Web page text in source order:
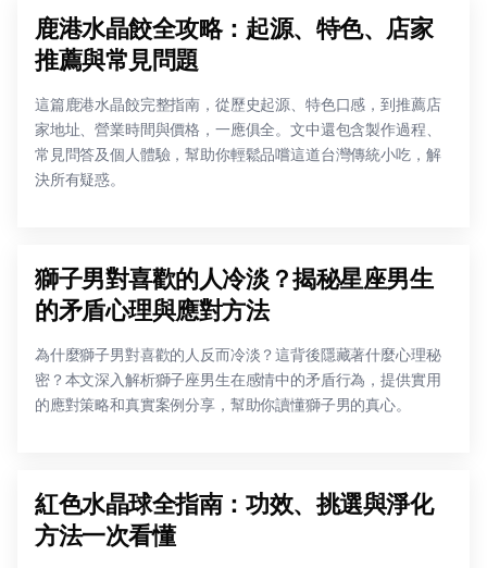
鹿港水晶餃全攻略：起源、特色、店家
推薦與常見問題
這篇鹿港水晶餃完整指南，從歷史起源、特色口感，到推薦店
家地址、營業時間與價格，一應俱全。文中還包含製作過程、
常見問答及個人體驗，幫助你輕鬆品嚐這道台灣傳統小吃，解
決所有疑惑。
獅子男對喜歡的人冷淡？揭秘星座男生
的矛盾心理與應對方法
為什麼獅子男對喜歡的人反而冷淡？這背後隱藏著什麼心理秘
密？本文深入解析獅子座男生在感情中的矛盾行為，提供實用
的應對策略和真實案例分享，幫助你讀懂獅子男的真心。
紅色水晶球全指南：功效、挑選與淨化
方法一次看懂